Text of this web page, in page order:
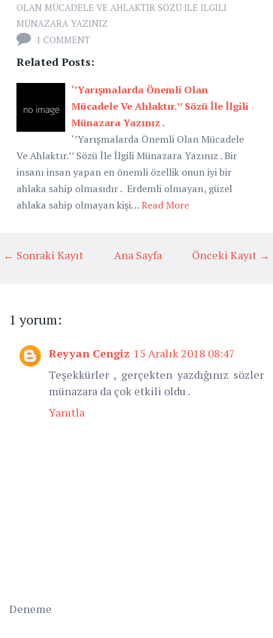
OLAN MÜCADELE VE AHLAKTIR SÖZÜ ILE ILGILI
MÜNAZARA YAZINIZ
1 COMMENT
Related Posts:
‘’Yarışmalarda Önemli Olan
Mücadele Ve Ahlaktır.’’ Sözü İle İlgili
Münazara Yazınız .
‘’Yarışmalarda Önemli Olan Mücadele
Ve Ahlaktır.’’ Sözü İle İlgili Münazara Yazınız . Bir
insanı insan yapan en önemli özellik onun iyi bir
ahlaka sahip olmasıdır . Erdemli olmayan, güzel
ahlaka sahip olmayan kişi…Read More
← Sonraki Kayıt Önceki Kayıt →
Ana Sayfa
1 yorum:
Reyyan Cengiz 15 Aralık 2018 08:47
Teşekkürler , gerçekten yazdığınız sözler
münazara da çok etkili oldu .
Yanıtla
Deneme